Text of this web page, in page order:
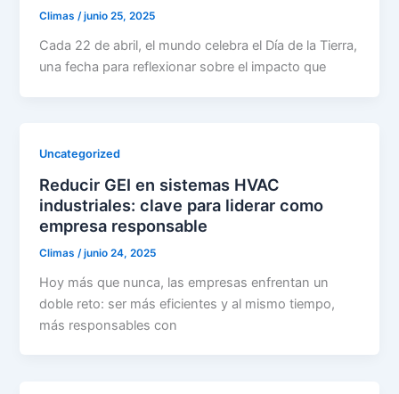
Climas/junio 25, 2025
Cada 22 de abril, el mundo celebra el Día de la Tierra,
una fecha para reflexionar sobre el impacto que
Uncategorized
Reducir GEI en sistemas HVAC
industriales: clave para liderar como
empresa responsable
Climas /junio 24, 2025
Hoy más que nunca, las empresas enfrentan un
doble reto: ser más eficientes y al mismo tiempo,
más responsables con